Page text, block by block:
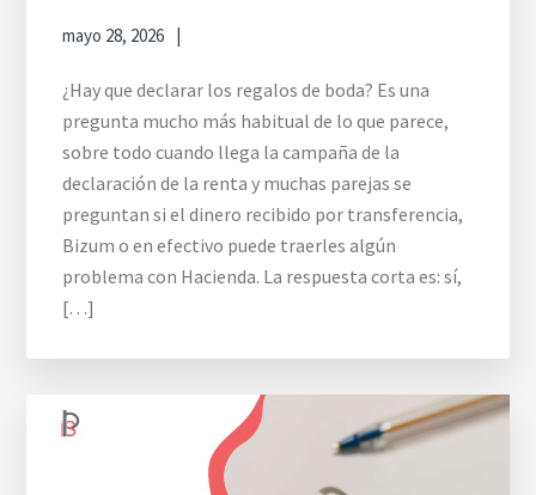
mayo 28, 2026
¿Hay que declarar los regalos de boda? Es una
pregunta mucho más habitual de lo que parece,
sobre todo cuando llega la campaña de la
declaración de la renta y muchas parejas se
preguntan si el dinero recibido por transferencia,
Bizum o en efectivo puede traerles algún
problema con Hacienda. La respuesta corta es: sí,
[…]